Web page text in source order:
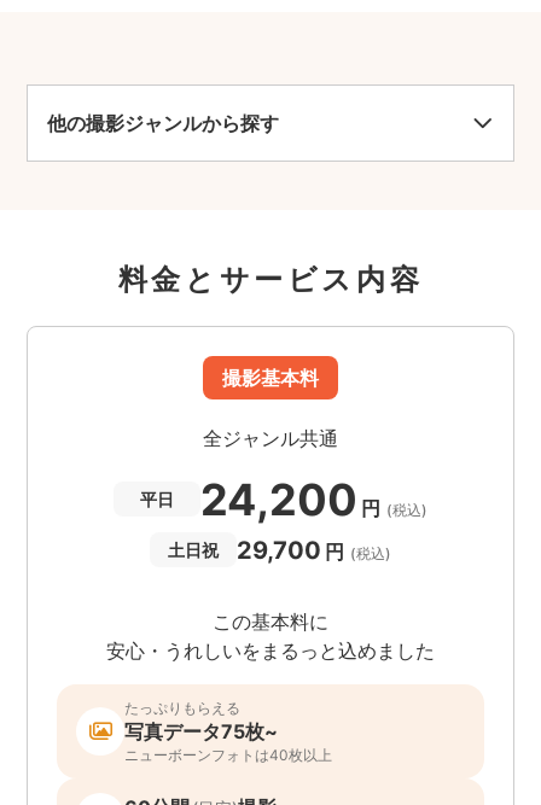
他の撮影ジャンルから探す
料金とサービス内容
撮影基本料
全ジャンル共通
平日 24,200 円 (税込)
土日祝 29,700 円 (税込)
この基本料に
安心・うれしいをまるっと込めました
たっぷりもらえる
写真データ75枚~
ニューボーンフォトは40枚以上